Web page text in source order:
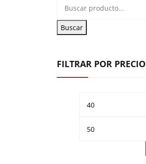
Buscar
FILTRAR POR PRECIO
Precio